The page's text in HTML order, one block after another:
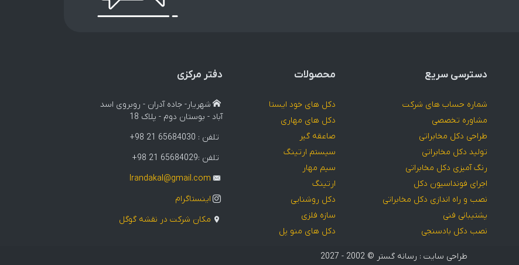
دسترسی سریع
شماره حساب های شرکت
مشاوره تخصصی
طراحی دکل مخابراتی
تولید دکل مخابراتی
رنگ آمیزی دکل مخابراتی
اجرای فونداسیون دکل
نصب و راه اندازی دکل مخابراتی
پشتیبانی فنی
نصب دکل بادسنجی
محصولات
دکل های خود ایستا
دکل های مهاری
صاعقه گیر
سیستم ارتینگ
سیم مهار
ارتینگ
دکل روشنایی
سازه فلزی
دکل های منو پل
دفتر مرکزی
شهریار- جاده آدران - روبروی اسد
آباد - بوستان دوم - پلاک 18
تلفن : +98 21 65684030
تلفن :+98 21 65684029
Irandakal@gmail.com
اینستاگرام
مکان شرکت در نقشه گوگل
طراحی سایت : رسانه گستر © 2002 - 2027